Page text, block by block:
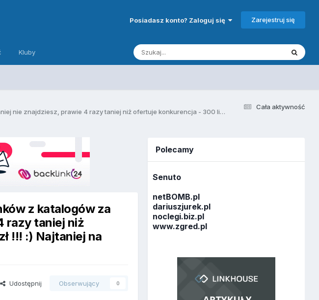
Posiadasz konto? Zaloguj się Zarejestruj się
Kluby
Cała aktywność
[WYKONAM] Nie Przepłacaj jak u innych - 50 mocnych linków z katalogów za 150 zł plus gratisy - Nigdzie taniej nie znajdziesz, prawie 4 razy taniej niż ofertuje konkurencja - 300 linków plus 50 katalogów 360 zł !!! :) Najtaniej na rynku
z katalogów za
razy taniej niż
!!! :) Najtaniej na
Udostępnij Obserwujący 0
Polecamy
Senuto
netBOMB.pl
dariuszjurek.pl
noclegi.biz.pl
www.zgred.pl